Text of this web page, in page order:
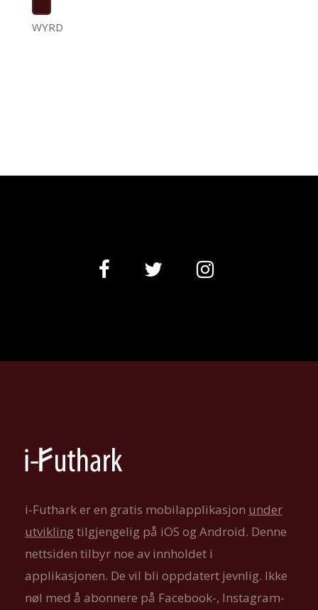
WYRD
i-Futhark er en gratis mobilapplikasjon under
utviklingtilgjengelig på iOS og Android. Denne
nettsiden tilbyr noe av innholdet i
applikasjonen. De vil bli oppdatert jevnlig. Ikke
nøl med å abonnere på Facebook-, Instagram-